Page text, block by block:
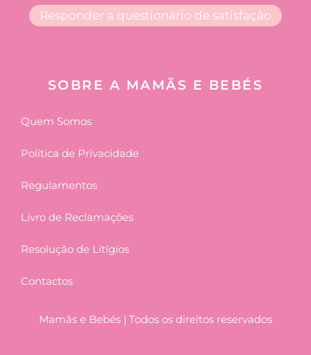
Responder a questionário de satisfação
SOBRE A MAMÃS E BEBÉS
Quem Somos
Política de Privacidade
Regulamentos
Livro de Reclamações
Resolução de Litígios
Contactos
Mamãs e Bebés | Todos os direitos reservados